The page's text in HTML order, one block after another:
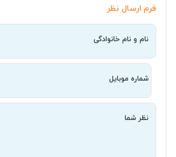
فرم ارسال نظر
نام و نام خانوادگی
شماره موبایل
نظر شما